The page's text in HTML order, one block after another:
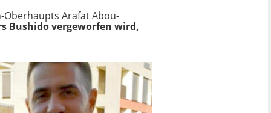
Oberhaupts Arafat Abou-
Bushido vergeworfen wird,